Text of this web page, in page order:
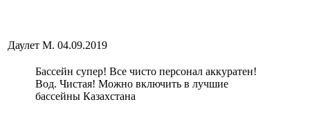
Даулет М. 04.09.2019
Бассейн супер! Все чисто персонал аккуратен!
Вод. Чистая! Можно включить в лучшие
бассейны Казахстана